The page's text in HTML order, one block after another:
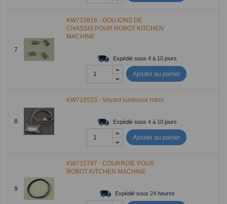
7
KW715816 - GOUJONS DE
CHASSIS POUR ROBOT KITCHEN
MACHINE
Expédié sous 4 à 10 jours
Ajouter au panier
8
KW716533 - Voyant lumineux robot
Expédié sous 4 à 10 jours
Ajouter au panier
9
KW715787 - COURROIE POUR
ROBOT KITCHEN MACHINE
Expédié sous 24 heures